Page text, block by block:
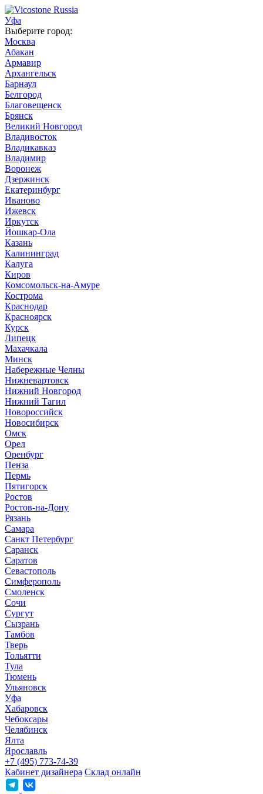
Уфа
Выберите город:
Москва
Абакан
Армавир
Архангельск
Барнаул
Белгород
Благовещенск
Брянск
Великий Новгород
Владивосток
Владикавказ
Владимир
Воронеж
Дзержинск
Екатеринбург
Иваново
Ижевск
Иркутск
Йошкар-Ола
Казань
Калининград
Калуга
Киров
Комсомольск-на-Амуре
Кострома
Краснодар
Красноярск
Курск
Липецк
Махачкала
Минск
Набережные Челны
Нижневартовск
Нижний Новгород
Нижний Тагил
Новороссийск
Новосибирск
Омск
Орел
Оренбург
Пенза
Пермь
Пятигорск
Ростов
Ростов-на-Дону
Рязань
Самара
Санкт Петербург
Саранск
Саратов
Севастополь
Симферополь
Смоленск
Сочи
Сургут
Сызрань
Тамбов
Тверь
Тольятти
Тула
Тюмень
Ульяновск
Уфа
Хабаровск
Чебоксары
Челябинск
Ялта
Ярославль
+7 (495) 773-74-39
Кабинет дизайнера Склад онлайн